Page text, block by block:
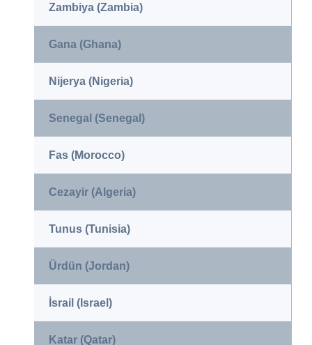
Zambiya (Zambia)
Gana (Ghana)
Nijerya (Nigeria)
Senegal (Senegal)
Fas (Morocco)
Cezayir (Algeria)
Tunus (Tunisia)
Ürdün (Jordan)
İsrail (Israel)
Katar (Qatar)